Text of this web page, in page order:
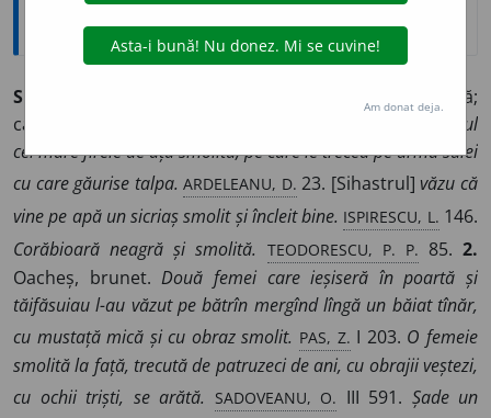
Explicative DEX
SMOL
Uns cu smoală topită;
cătrănit.
între arătător și degetul
cel mare firele de ață smolită, pe care le trecea pe urma sulei
cu care găurise talpa. ARDELEANU, D. 23. [Sihastrul]văzu că
vine pe apă un sicriaș smolit și încleit bine. ISPIRESCU, L. 146.
Corăbioară neagră și smolită. TEODORESCU, P. P. 85. 2.
Oacheș, brunet.Două femei care ieșiseră în poartă și
tăifăsuiau l-au văzut pe bătrîn mergînd lîngă un băiat tînăr,
cu mustață mică și cu obraz smolit. PAS, Z. I 203. O femeie
smolită la față, trecută de patruzeci de ani, cu obrajii veștezi,
cu ochii triști, se arătă. SADOVEANU, O. III 591. Șade un
Am donat deja.